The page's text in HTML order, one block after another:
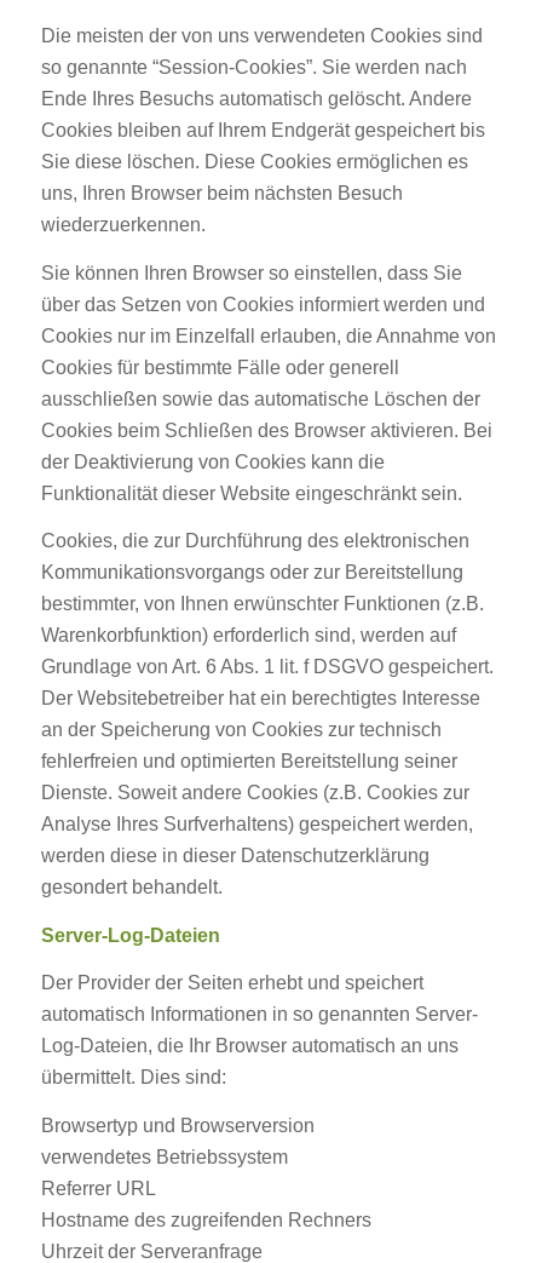
Die meisten der von uns verwendeten Cookies sind
so genannte “Session-Cookies”. Sie werden nach
Ende Ihres Besuchs automatisch gelöscht. Andere
Cookies bleiben auf Ihrem Endgerät gespeichert bis
Sie diese löschen. Diese Cookies ermöglichen es
uns, Ihren Browser beim nächsten Besuch
wiederzuerkennen.
Sie können Ihren Browser so einstellen, dass Sie
über das Setzen von Cookies informiert werden und
Cookies nur im Einzelfall erlauben, die Annahme von
Cookies für bestimmte Fälle oder generell
ausschließen sowie das automatische Löschen der
Cookies beim Schließen des Browser aktivieren. Bei
der Deaktivierung von Cookies kann die
Funktionalität dieser Website eingeschränkt sein.
Cookies, die zur Durchführung des elektronischen
Kommunikationsvorgangs oder zur Bereitstellung
bestimmter, von Ihnen erwünschter Funktionen (z.B.
Warenkorbfunktion) erforderlich sind, werden auf
Grundlage von Art. 6 Abs. 1 lit. f DSGVO gespeichert.
Der Websitebetreiber hat ein berechtigtes Interesse
an der Speicherung von Cookies zur technisch
fehlerfreien und optimierten Bereitstellung seiner
Dienste. Soweit andere Cookies (z.B. Cookies zur
Analyse Ihres Surfverhaltens) gespeichert werden,
werden diese in dieser Datenschutzerklärung
gesondert behandelt.
Server-Log-Dateien
Der Provider der Seiten erhebt und speichert
automatisch Informationen in so genannten Server-
Log-Dateien, die Ihr Browser automatisch an uns
übermittelt. Dies sind:
Browsertyp und Browserversion
verwendetes Betriebssystem
Referrer URL
Hostname des zugreifenden Rechners
Uhrzeit der Serveranfrage